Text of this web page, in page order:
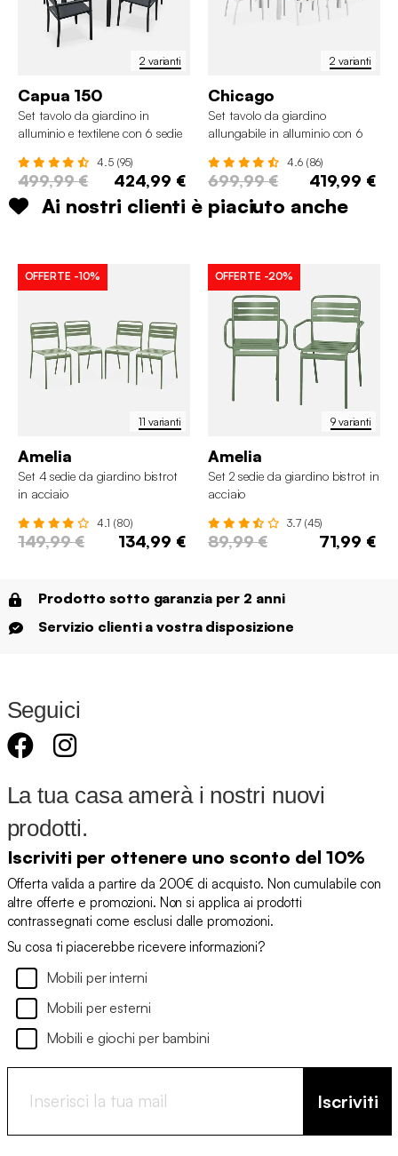
2 varianti
Capua 150
Set tavolo da giardino in
alluminio e textilene con 6 sedie
4.5 (95)
499,99 € 424,99 €
2 varianti
Chicago
Set tavolo da giardino
allungabile in alluminio con 6
4.6 (86)
699,99 € 419,99 €
Ai nostri clienti è piaciuto anche
11 varianti
OFFERTE -10%
Amelia
Set 4 sedie da giardino bistrot
in acciaio
4.1 (80)
149,99 € 134,99 €
9 varianti
OFFERTE -20%
Amelia
Set 2 sedie da giardino bistrot in
acciaio
3.7 (45)
89,99 € 71,99 €
Prodotto sotto garanzia per 2 anni
Servizio clienti a vostra disposizione
Seguici
La tua casa amerà i nostri nuovi
prodotti.
Iscriviti per ottenere uno sconto del 10%
Offerta valida a partire da 200€ di acquisto. Non cumulabile con
altre offerte e promozioni. Non si applica ai prodotti
contrassegnati come esclusi dalle promozioni.
Su cosa ti piacerebbe ricevere informazioni?
Mobili per interni
Mobili per esterni
Mobili e giochi per bambini
Iscriviti